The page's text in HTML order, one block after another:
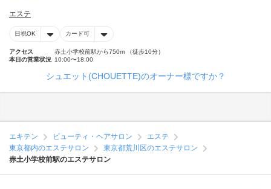
エステ
日祝OK カード可
アクセス
赤土小学校前駅から750m （徒歩10分）
本日の営業状況 10:00〜18:00
シュエット(CHOUETTE)のオーナー様ですか？
エキテン ビューティ・ヘアサロン
エステ
東京都内のエステサロン
東京都荒川区のエステサロン
赤土小学校前駅のエステサロン